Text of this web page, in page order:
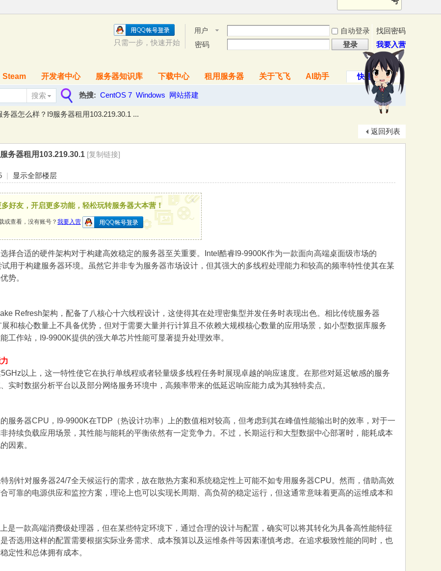
用户
名
自动登录
找回密码
密码
登录 我要入营
只需一步，快速开始
快捷导航
Steam 开发者中心 服务器知识库 下载中心 租用服务器 关于飞飞 AI助手
搜索
搜
索
热搜: CentOS 7 Windows 网站搭建
务器怎么样？I9服务器租用103.219.30.1 ...
返回列表
务器租用103.219.30.1 [复制链接]
| 显示全部楼层
好友，开启更多功能，轻松玩转服务器大本营！
或查看，没有账号？ 我要入营
x
择合适的硬件架构对于构建高效稳定的服务器至关重要。Intel酷睿I9-9900K作为一款面向高端桌面级市场的
用于构建服务器环境。虽然它并非专为服务器市场设计，但其强大的多线程处理能力和较高的频率特性使其在某
势。
Refresh架构，配备了八核心十六线程设计，这使得其在处理密集型并发任务时表现出色。相比传统服务器
和核心数量上不具备优势，但对于需要大量并行计算且不依赖大规模核心数量的应用场景，如小型数据库服务
工作站，I9-9900K提供的强大单芯片性能可显著提升处理效率。
以上，这一特性使它在执行单线程或者轻量级多线程任务时展现卓越的响应速度。在那些对延迟敏感的服务
实时数据分析平台以及部分网络服务环境中，高频率带来的低延迟响应能力成为其独特卖点。
服务器CPU，I9-9900K在TDP（热设计功率）上的数值相对较高，但考虑到其在峰值性能输出时的效率，对于一
持续负载应用场景，其性能与能耗的平衡依然有一定竞争力。不过，长期运行和大型数据中心部署时，能耗成本
因素。
别针对服务器24/7全天候运行的需求，故在散热方案和系统稳定性上可能不如专用服务器CPU。然而，借助高效
可靠的电源供应和监控方案，理论上也可以实现长周期、高负荷的稳定运行，但这通常意味着更高的运维成本和
是一款高端消费级处理器，但在某些特定环境下，通过合理的设计与配置，确实可以将其转化为具备高性能特征
否选用这样的配置需要根据实际业务需求、成本预算以及运维条件等因素谨慎考虑。在追求极致性能的同时，也
定性和总体拥有成本。